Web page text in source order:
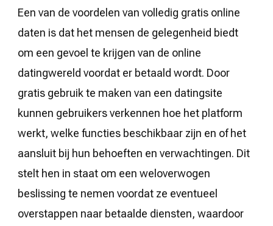
Een van de voordelen van volledig gratis online
daten is dat het mensen de gelegenheid biedt
om een gevoel te krijgen van de online
datingwereld voordat er betaald wordt. Door
gratis gebruik te maken van een datingsite
kunnen gebruikers verkennen hoe het platform
werkt, welke functies beschikbaar zijn en of het
aansluit bij hun behoeften en verwachtingen. Dit
stelt hen in staat om een weloverwogen
beslissing te nemen voordat ze eventueel
overstappen naar betaalde diensten, waardoor